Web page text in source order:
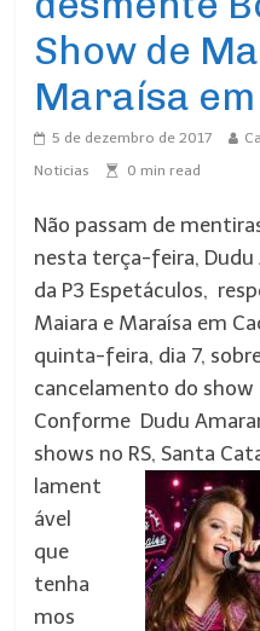
Show de
Maraísa
5 de dezembro de 2017
Noticias
0 min read
Não passam de
nesta terça-feira, Dudu
da P3 Espetáculos,
Maiara e Maraísa em
quinta-feira, dia 7,
cancelamento do
Conforme Dudu
shows no RS, Santa
lament
ável
que
tenha
mos